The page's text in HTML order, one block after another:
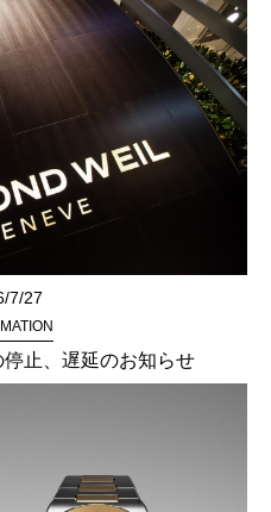
7/27
停止、遅延のお知らせ